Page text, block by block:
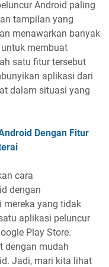
Android paling
tampilan yang
menawarkan banyak
membuat
satu fitur tersebut
aplikasi dari
dalam situasi yang
Dengan Fitur
cara
dengan
mereka yang tidak
aplikasi peluncur
Play Store.
dengan mudah
Jadi, mari kita lihat